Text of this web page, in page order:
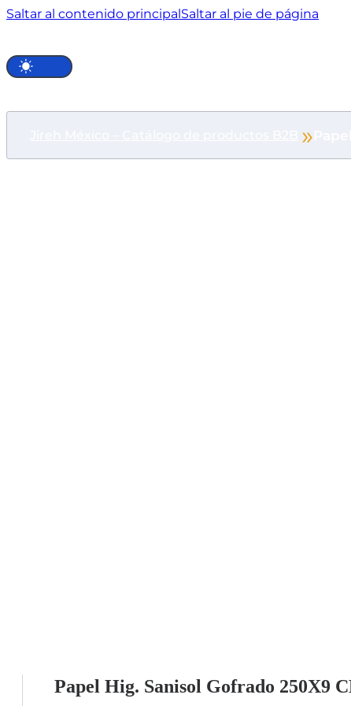
Saltar al contenido principalSaltar al pie de página
Papel Hig. Sanisol Gofrado 250X9